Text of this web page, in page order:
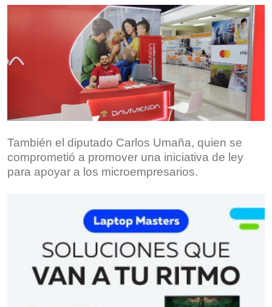
También el diputado Carlos Umaña, quien se
comprometió a promover una iniciativa de ley
para apoyar a los microempresarios.